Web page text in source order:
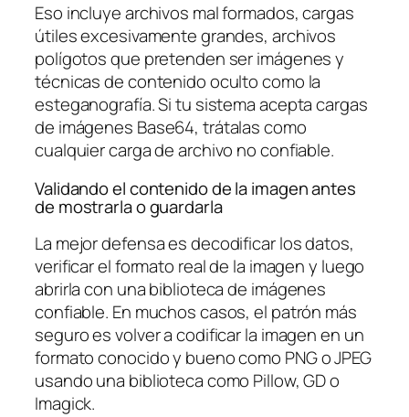
Eso incluye archivos mal formados, cargas
útiles excesivamente grandes, archivos
polígotos que pretenden ser imágenes y
técnicas de contenido oculto como la
esteganografía. Si tu sistema acepta cargas
de imágenes Base64, trátalas como
cualquier carga de archivo no confiable.
Validando el contenido de la imagen antes
de mostrarla o guardarla
La mejor defensa es decodificar los datos,
verificar el formato real de la imagen y luego
abrirla con una biblioteca de imágenes
confiable. En muchos casos, el patrón más
seguro es volver a codificar la imagen en un
formato conocido y bueno como PNG o JPEG
usando una biblioteca como Pillow, GD o
Imagick.